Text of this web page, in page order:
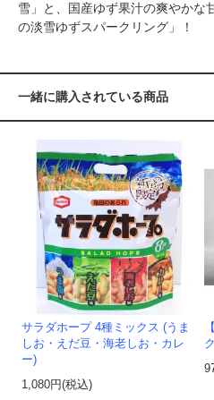
雪」と、国産ゆず果汁の爽やかな
の淡雪ゆずスパークリング」！
一緒に購入されている商品
サラダホープ 4種ミックス (うま
しお・えだ豆・海老しお・カレ
ー)
1,080円(税込)